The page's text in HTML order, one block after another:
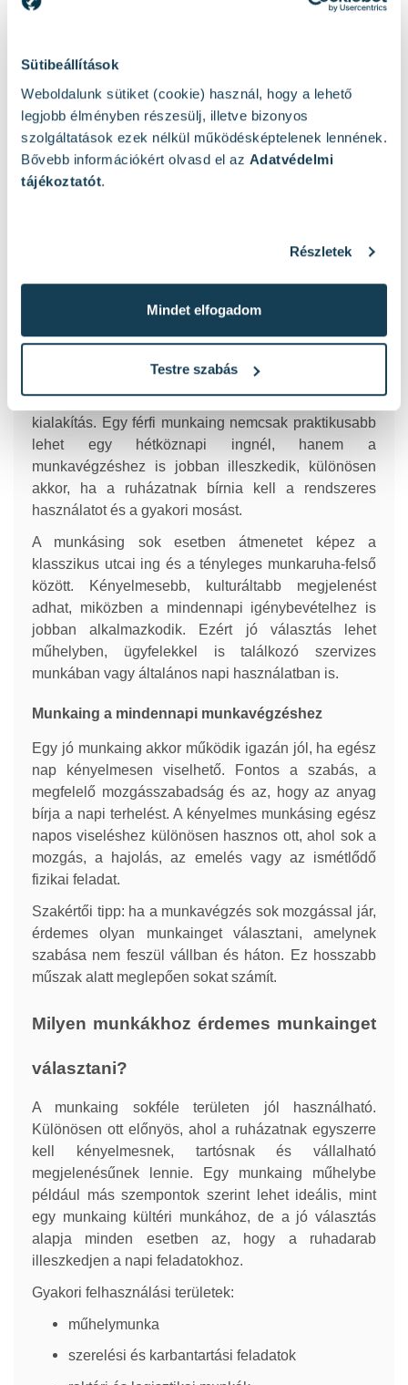
Sütibeállítások
Weboldalunk sütiket (cookie) használ, hogy a lehető
legjobb élményben részesülj, illetve bizonyos
szolgáltatások ezek nélkül működésképtelenek lennének.
Bővebb információkért olvasd el az Adatvédelmi
tájékoztatót.
Részletek
Mindet elfogadom
Testre szabás
A munkaing kényelmes és praktikus választás
mindazoknak, akik tartós, jól használható felsőt
raktári feladatoknál vagy kültéri munkavégzésnél is
Mire jó a munkaing?
darabja. Jó választás akkor, ha fontos a kényelmes
viselet, a rendezett megjelenés és a strapabíró
kialakítás. Egy férfi munkaing nemcsak praktikusabb
lehet egy hétköznapi ingnél, hanem a
munkavégzéshez is jobban illeszkedik, különösen
akkor, ha a ruházatnak bírnia kell a rendszeres
használatot és a gyakori mosást.
A munkásing sok esetben átmenetet képez a
klasszikus utcai ing és a tényleges munkaruha-felső
között. Kényelmesebb, kulturáltabb megjelenést
adhat, miközben a mindennapi igénybevételhez is
jobban alkalmazkodik. Ezért jó választás lehet
műhelyben, ügyfelekkel is találkozó szervizes
munkában vagy általános napi használatban is.
Munkaing a mindennapi munkavégzéshez
Egy jó munkaing akkor működik igazán jól, ha egész
nap kényelmesen viselhető. Fontos a szabás, a
megfelelő mozgásszabadság és az, hogy az anyag
bírja a napi terhelést. A kényelmes munkásing egész
napos viseléshez különösen hasznos ott, ahol sok a
mozgás, a hajolás, az emelés vagy az ismétlődő
fizikai feladat.
Szakértői tipp: ha a munkavégzés sok mozgással jár,
érdemes olyan munkainget választani, amelynek
szabása nem feszül vállban és háton. Ez hosszabb
műszak alatt meglepően sokat számít.
Milyen munkákhoz érdemes munkainget
választani?
A munkaing sokféle területen jól használható.
Különösen ott előnyös, ahol a ruházatnak egyszerre
kell kényelmesnek, tartósnak és vállalható
megjelenésűnek lennie. Egy munkaing műhelybe
például más szempontok szerint lehet ideális, mint
egy munkaing kültéri munkához, de a jó választás
alapja minden esetben az, hogy a ruhadarab
illeszkedjen a napi feladatokhoz.
Gyakori felhasználási területek:
műhelymunka
szerelési és karbantartási feladatok